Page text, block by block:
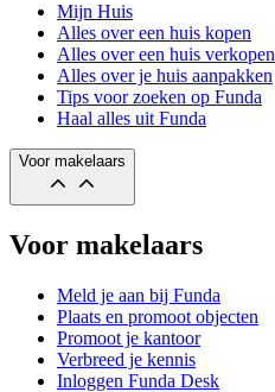
Mijn Huis
Alles over een huis kopen
Alles over een huis verkopen
Alles over je huis aanpakken
Tips voor zoeken op Funda
Haal alles uit Funda
Voor makelaars
Voor makelaars
Meld je aan bij Funda
Plaats en promoot objecten
Promoot je kantoor
Verbreed je kennis
Inloggen Funda Desk